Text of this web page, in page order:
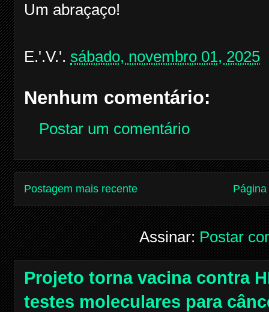
Um abraçaço!
E.'.V.'. sábado, novembro 01, 2025
Nenhum comentário:
Postar um comentário
Postagem mais recente
Assinar:Postar
Projeto torna vacina contra
testes moleculares para